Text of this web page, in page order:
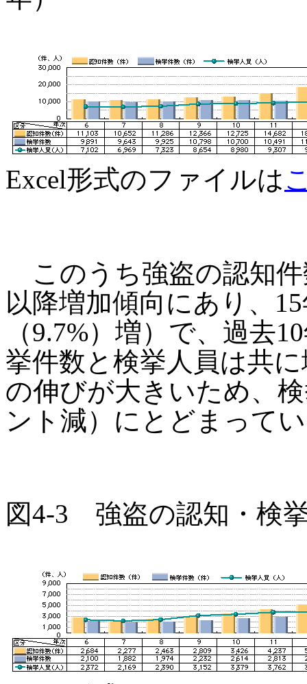
Excel形式のファイルは
このうち強盗の認知
以降増加傾向にあり、
（9.7%）増）で、過去
挙件数と検挙人員は共
の伸びが大きいため、
ント減）にとどまって
図4-3 強盗の認知・検